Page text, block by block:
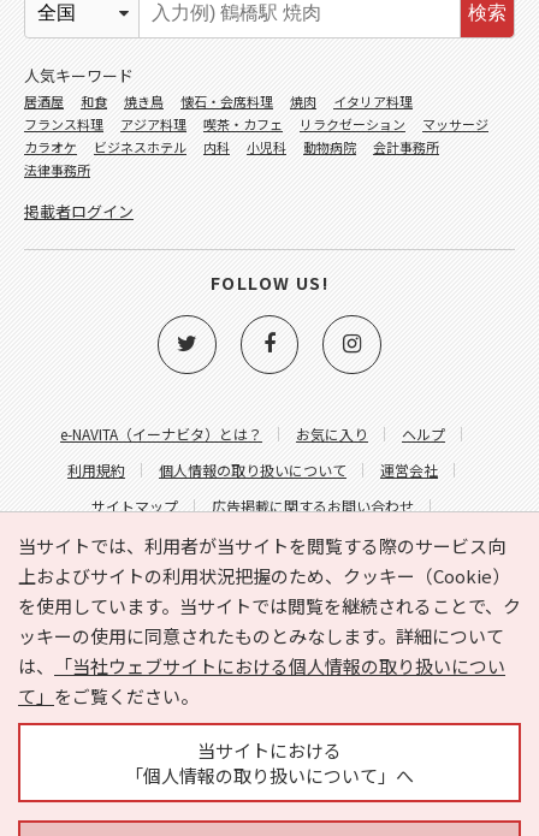
当サイトでは、利用者が当サイトを閲覧する際のサービス向
上およびサイトの利用状況把握のため、クッキー（Cookie）
を使用しています。当サイトでは閲覧を継続されることで、ク
ッキーの使用に同意されたものとみなします。詳細について
は、
「当社ウェブサイトにおける個人情報の取り扱いについ
て」 をご覧ください。
当サイトにおける
「個人情報の取り扱いについて」へ
e-NAVITA（イーナビタ）とは？ お気に入り
ヘルプ
利用規約
個人情報の取り扱いについて
運営会社
サイトマップ
広告掲載に関するお問い合わせ
サイトの内容に関するお問い合わせ
検索
人気キーワード
居酒屋 和食 焼き鳥 懐石・会席料理 焼肉
イタリア料理
フランス料理
アジア料理 喫茶・カフェ リラクゼーション
マッサージ
カラオケ
ビジネスホテル 内科 小児科 動物病院
会計事務所
法律事務所
掲載者ログイン
FOLLOW US!
Copyright © HYOJITO.Co.,Ltd. All Rights Reserved.